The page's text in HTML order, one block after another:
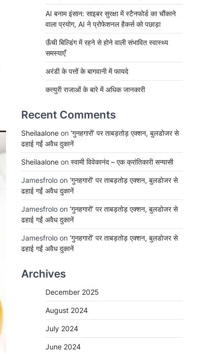
AI बनाम इंसान: साइबर सुरक्षा में स्टैनफोर्ड का चौंकाने
वाला प्रयोग, AI ने प्रोफेशनल हैकर्स को पछाड़ा
ऊँची बिल्डिंग में रहने से होने वाली संभावित स्वास्थ्य
समस्याएँ
अरंडी के पत्तों के बागवानी में फायदे
कत्युरी राजाओं के बारे में अधिक जानकारी
Recent Comments
Sheilaalone on ‘गुनहगारों’ पर ताबड़तोड़ एक्शन, बुलडोजर से
ढहाई गईं अवैध दुकानें
Sheilaalone on स्वामी विवेकानंद – एक क्रांतिकारी सन्यासी
Jamesfrolo on ‘गुनहगारों’ पर ताबड़तोड़ एक्शन, बुलडोजर से
ढहाई गईं अवैध दुकानें
Jamesfrolo on ‘गुनहगारों’ पर ताबड़तोड़ एक्शन, बुलडोजर से
ढहाई गईं अवैध दुकानें
Jamesfrolo on ‘गुनहगारों’ पर ताबड़तोड़ एक्शन, बुलडोजर से
ढहाई गईं अवैध दुकानें
Archives
December 2025
August 2024
July 2024
June 2024